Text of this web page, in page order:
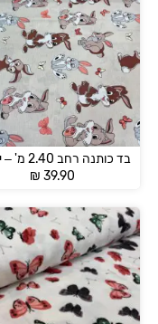
בד כותנה רחב 2.40 מ' – ילדים
₪ 39.90